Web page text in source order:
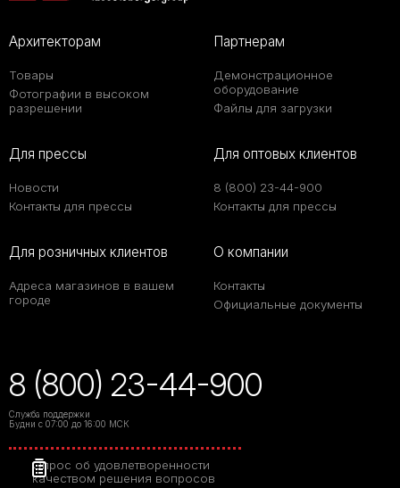
Архитекторам
Товары
Фотографии в высоком
разрешении
Партнерам
Демонстрационное
оборудование
Файлы для загрузки
Для прессы
Новости
Контакты для прессы
Для оптовых клиентов
8 (800) 23-44-900
Контакты для прессы
Для розничных клиентов
Адреса магазинов в вашем
городе
О компании
Контакты
Официальные документы
8 (800) 23-44-900
Служба поддержки
Будни с 07:00 до 16:00 МСК
Опрос об удовлетворенности
качеством решения вопросов